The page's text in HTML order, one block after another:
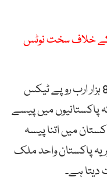
کے خلاف سخت نوٹس
وزیر اعظم نے کہا کہ قوم چاہے تو ہم 8 ہزار ارب روپے ٹیکس
پاکستانیوں میں پیسے
میں اتنا پیسہ
یہ پاکستان واحد ملک
دیتا ہے۔